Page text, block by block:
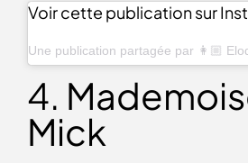
Voir cette publication sur
4.
Mick